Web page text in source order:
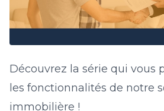
Découvrez la série qui vous
les fonctionnalités de notre
immobilière !